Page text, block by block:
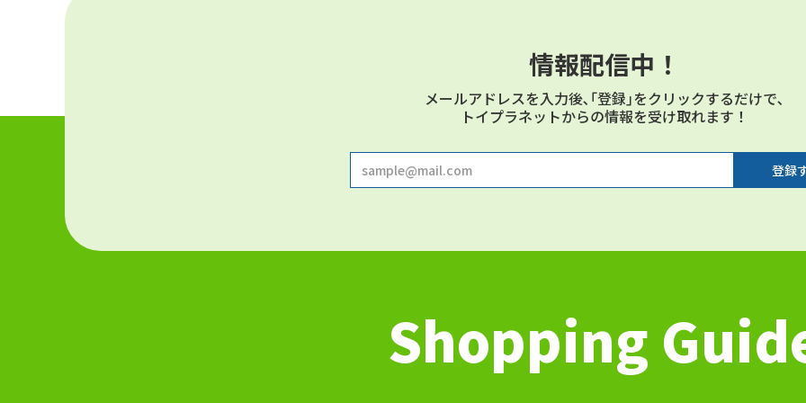
情報配信中！
メールアドレスを⼊⼒後､｢登録｣をクリックするだけで､
トイプラネットからの情報を受け取れます！
Shopping